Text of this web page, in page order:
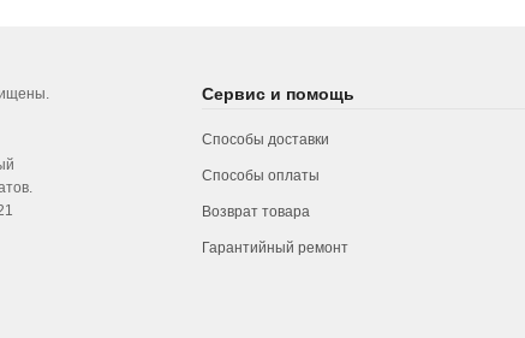
Сервис и помощь
Способы доставки
Способы оплаты
Возврат товара
Гарантийный ремонт